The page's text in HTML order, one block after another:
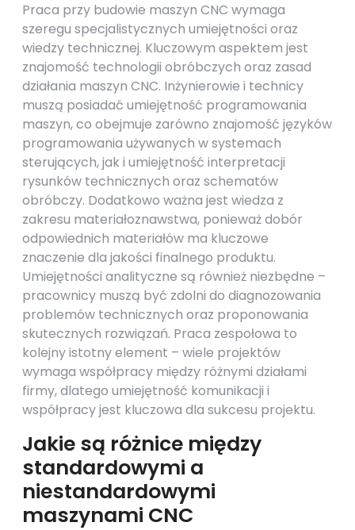
Praca przy budowie maszyn CNC wymaga
szeregu specjalistycznych umiejętności oraz
wiedzy technicznej. Kluczowym aspektem jest
znajomość technologii obróbczych oraz zasad
działania maszyn CNC. Inżynierowie i technicy
muszą posiadać umiejętność programowania
maszyn, co obejmuje zarówno znajomość języków
programowania używanych w systemach
sterujących, jak i umiejętność interpretacji
rysunków technicznych oraz schematów
obróbczy. Dodatkowo ważna jest wiedza z
zakresu materiałoznawstwa, ponieważ dobór
odpowiednich materiałów ma kluczowe
znaczenie dla jakości finalnego produktu.
Umiejętności analityczne są również niezbędne –
pracownicy muszą być zdolni do diagnozowania
problemów technicznych oraz proponowania
skutecznych rozwiązań. Praca zespołowa to
kolejny istotny element – wiele projektów
wymaga współpracy między różnymi działami
firmy, dlatego umiejętność komunikacji i
współpracy jest kluczowa dla sukcesu projektu.
Jakie są różnice między
standardowymi a
niestandardowymi
maszynami CNC